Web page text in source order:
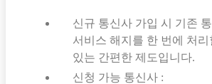
신규 통신사 가입 시 기존
서비스 해지를 한 번에 처리
있는 간편한 제도입니다.
신청 가능 통신사 :